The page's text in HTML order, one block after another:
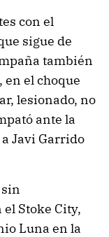
con el
sigue de
también
en el choque
lesionado, no
ante la
Javi Garrido
Stoke City,
Luna en la